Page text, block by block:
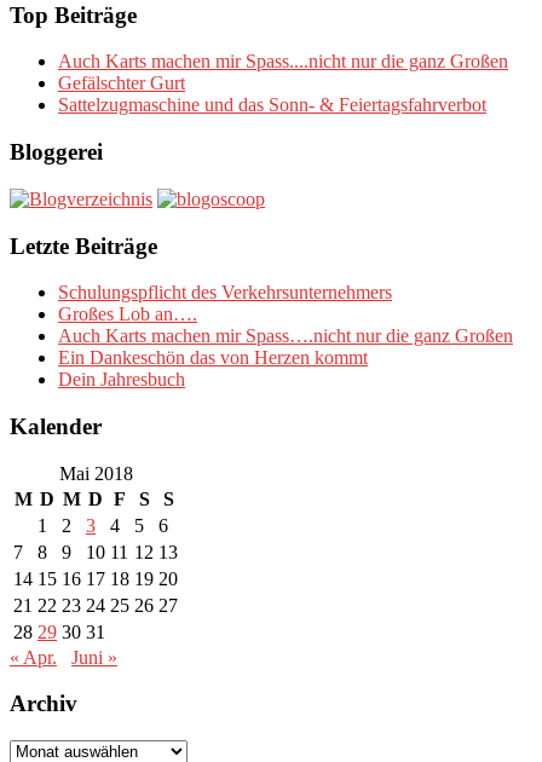
Top Beiträge
Auch Karts machen mir Spass....nicht nur die ganz Großen
Gefälschter Gurt
Sattelzugmaschine und das Sonn- & Feiertagsfahrverbot
Bloggerei
Letzte Beiträge
Schulungspflicht des Verkehrsunternehmers
Großes Lob an….
Auch Karts machen mir Spass….nicht nur die ganz Großen
Ein Dankeschön das von Herzen kommt
Dein Jahresbuch
Kalender
Mai 2018
M D M D F S
S
1
2 3 4 5
6
7
8 9 10 11 12 13
14 15 16 17 18 19 20
21 22 23 24 25 26 27
28 29 30 31
« Apr.
Juni »
Archiv
Archiv